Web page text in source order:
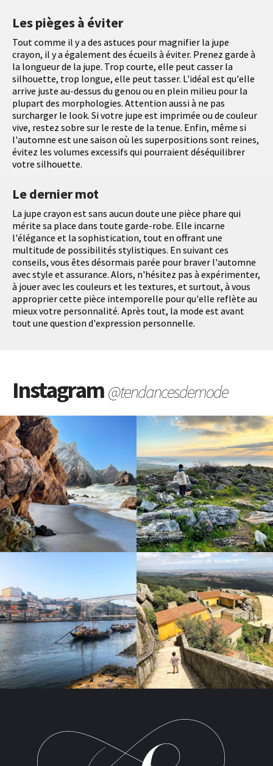
Les pièges à éviter
Tout comme il y a des astuces pour magnifier la jupe
crayon, il y a également des écueils à éviter. Prenez garde à
la longueur de la jupe. Trop courte, elle peut casser la
silhouette, trop longue, elle peut tasser. L'idéal est qu'elle
arrive juste au-dessus du genou ou en plein milieu pour la
plupart des morphologies. Attention aussi à ne pas
surcharger le look. Si votre jupe est imprimée ou de couleur
vive, restez sobre sur le reste de la tenue. Enfin, même si
l'automne est une saison où les superpositions sont reines,
évitez les volumes excessifs qui pourraient déséquilibrer
votre silhouette.
Le dernier mot
La jupe crayon est sans aucun doute une pièce phare qui
mérite sa place dans toute garde-robe. Elle incarne
l'élégance et la sophistication, tout en offrant une
multitude de possibilités stylistiques. En suivant ces
conseils, vous êtes désormais parée pour braver l'automne
avec style et assurance. Alors, n'hésitez pas à expérimenter,
à jouer avec les couleurs et les textures, et surtout, à vous
approprier cette pièce intemporelle pour qu'elle reflète au
mieux votre personnalité. Après tout, la mode est avant
tout une question d'expression personnelle.
Instagram@tendancesdemode